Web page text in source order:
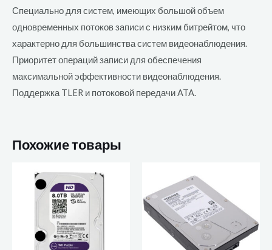
Специально для систем, имеющих большой объем
одновременных потоков записи с низким битрейтом, что
характерно для большинства систем видеонаблюдения.
Приоритет операций записи для обеспечения
максимальной эффективности видеонаблюдения.
Поддержка TLER и потоковой передачи ATA.
Похожие товары